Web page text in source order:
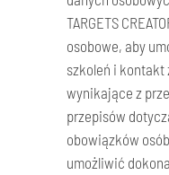
TARGETS
osobowe, aby
szkoleń i kontakt
wynikające z
przepisów
obowiązków
umożliwić